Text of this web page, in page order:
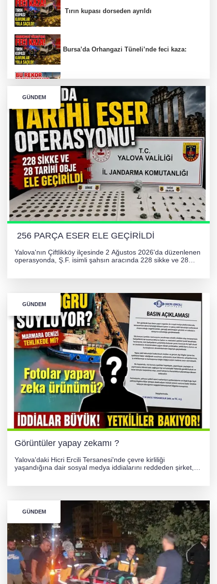
Tırın kupası dorseden ayrıldı
Bursa’da Orhangazi Tüneli’nde feci kaza:
KARŞILIĞI NEREDE?
TONAMİ KÖPRÜSÜ'NDE PANİK!
GÜNEY MARMARA OTOYOLU İMAR
PLANLARI ASKIDA!
GÜNEY MARMARA OTOYOLU İMAR
PLANLARI ASKIDA!
GÜNDEM
256 PARÇA ESER ELE GEÇİRİLDİ
Yalova'nın Çiftlikköy ilçesinde 2 Ağustos 2026'da düzenlenen
operasyonda, Ş.F. isimli şahsın aracında 228 sikke ve 28
GÜNDEM
Görüntüler yapay zekamı ?
Yalova'daki Hicri Ercili Tersanesi'nde çevre kirliliği
yaşandığına dair sosyal medya iddialarını reddeden şirket,
GÜNDEM